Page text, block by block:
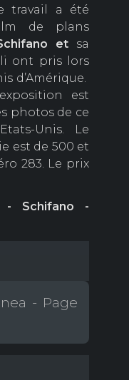
travail a été
de plans
etsa
ont pris lors
d’Amérique.
est
photos de ce
Etats-Unis. Le
est de 500 et
283. Le prix
- Schifano -
- Page